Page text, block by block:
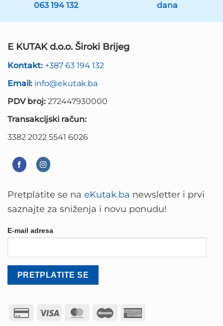
063 194 132
dana
E KUTAK d.o.o. Široki Brijeg
Kontakt: +387 63 194 132
Email: info@ekutak.ba
PDV broj: 272447930000
Transakcijski račun:
3382 2022 5541 6026
Pretplatite se na eKutak.ba newsletter i prvi
saznajte za sniženja i novu ponudu!
E-mail adresa
Credit
Visa MasterCard
Maestro